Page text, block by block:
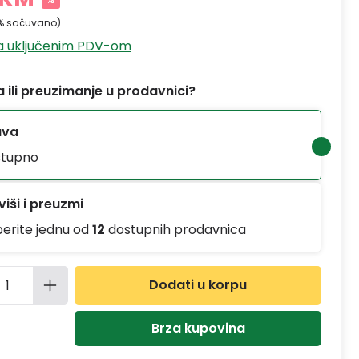
sačuvano)
uključenim PDV-om
ili preuzimanje u prodavnici?
i preuzmi
jednu od12 dostupnih prodavnica
proizvoda: Unesite željenu
Dodati u korpu
Brza kupovina